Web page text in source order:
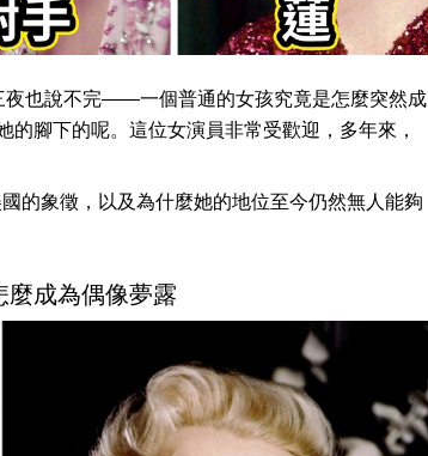
夜也說不完——一個普通的女孩究竟是怎麼突然成
腳下的呢。這位女演員非常受歡迎，多年來，
的象徵，以及為什麼她的地位至今仍然無人能夠
麼成為偶像夢露